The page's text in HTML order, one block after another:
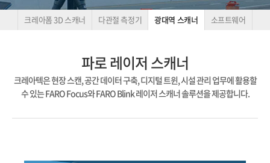
크레아폼 3D 스캐너 다관절 측정기 광대역 스캐너 소프트웨어
파로 레이저 스캐너
크레아텍은 현장 스캔, 공간 데이터 구축, 디지털 트윈, 시설 관리 업무에 활용할
수 있는 FARO Focus와 FARO Blink 레이저 스캐너 솔루션을 제공합니다.